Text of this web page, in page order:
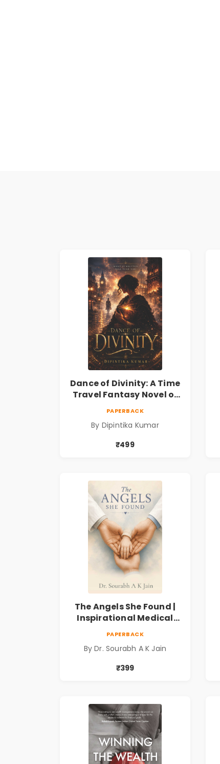
Dance of Divinity: A Time
Travel Fantasy Novel of
Love, Mystery, Adventure
& Cosmic Secrets
PAPERBACK
By Dipintika Kumar
₹499
The Angels She Found |
Inspirational Medical
& Miracles
PAPERBACK
By Dr. Sourabh A K Jain
₹399